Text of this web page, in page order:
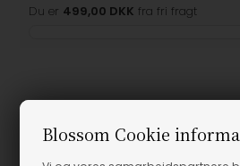
Blossom Cookie
Du er 499,00 DKK fra fri fragt
Produktinformation